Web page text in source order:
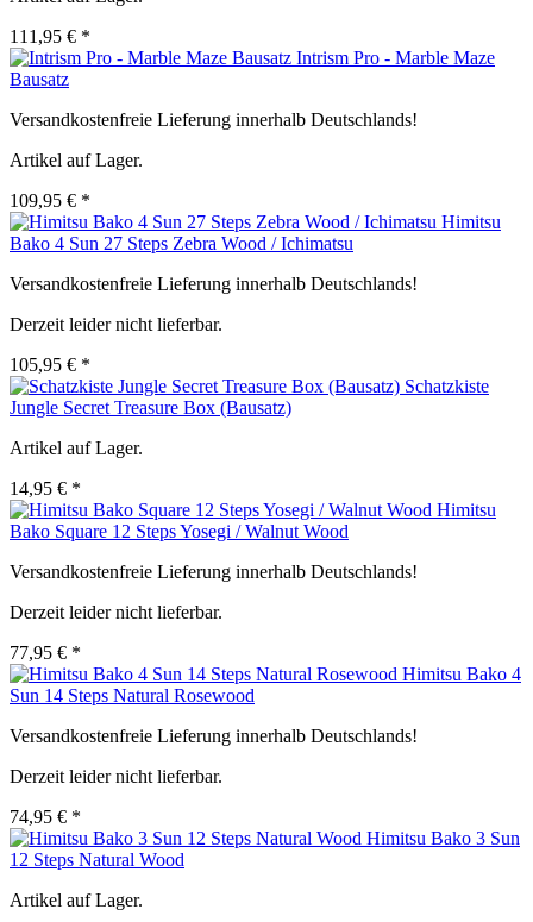
111,95 € *
Intrism Pro - Marble Maze
Bausatz
Versandkostenfreie Lieferung innerhalb Deutschlands!
Artikel auf Lager.
109,95 € *
Himitsu
Bako 4 Sun 27 Steps Zebra Wood / Ichimatsu
Versandkostenfreie Lieferung innerhalb Deutschlands!
Derzeit leider nicht lieferbar.
105,95 € *
Schatzkiste
Jungle Secret Treasure Box (Bausatz)
Artikel auf Lager.
14,95 € *
Himitsu
Bako Square 12 Steps Yosegi / Walnut Wood
Versandkostenfreie Lieferung innerhalb Deutschlands!
Derzeit leider nicht lieferbar.
77,95 € *
Himitsu Bako 4
Sun 14 Steps Natural Rosewood
Versandkostenfreie Lieferung innerhalb Deutschlands!
Derzeit leider nicht lieferbar.
74,95 € *
Himitsu Bako 3 Sun
12 Steps Natural Wood
Artikel auf Lager.